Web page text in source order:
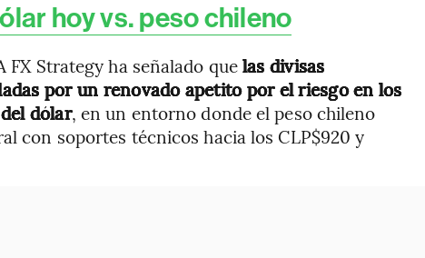
hoy vs. peso chileno
FX Strategy ha señalado quelas divisas
por un renovado apetito por el riesgo en los
dólar, en un entorno donde el peso chileno
con soportes técnicos hacia los CLP$920 y